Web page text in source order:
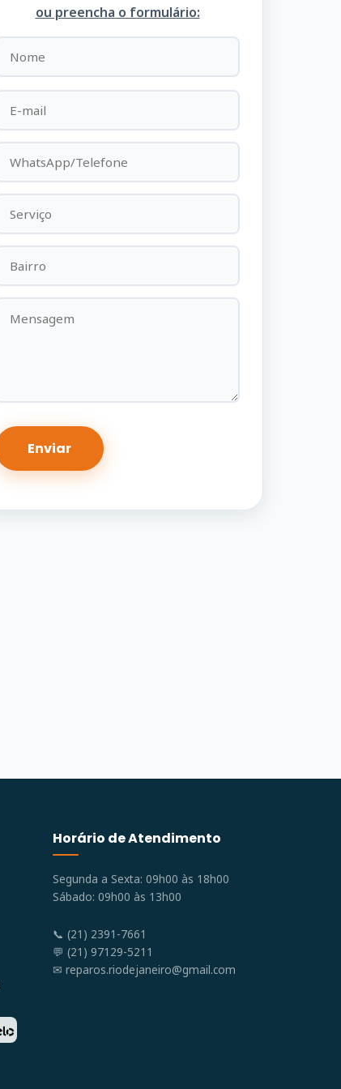
ou preencha o formulário:
Horário de Atendimento
Segunda a Sexta: 09h00 às 18h00
Sábado: 09h00 às 13h00
📞 (21) 2391-7661
💬 (21) 97129-5211
✉ reparos.riodejaneiro@gmail.com